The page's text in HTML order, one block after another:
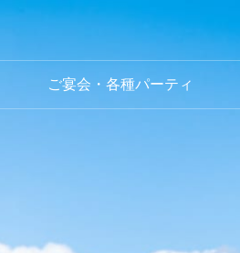
ご宴会・各種パーティ